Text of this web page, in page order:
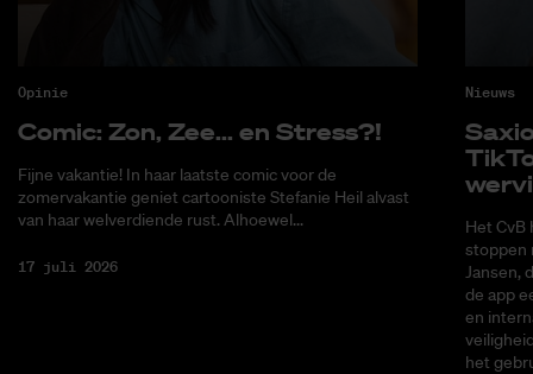
Opinie
Co­mic: Zon, Zee... en Stress?!
Fijne vakantie! In haar laatste comic voor de
zomervakantie geniet cartooniste Stefanie Heil alvast
van haar welverdiende rust. Alhoewel...
17 juli 2026
Nieuws
Het CvB
stoppen
Jansen,
de app
en
het